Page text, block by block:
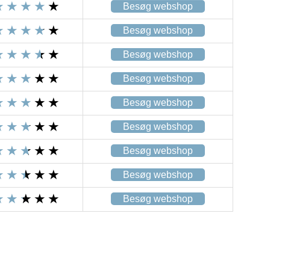
Besøg webshop
Besøg webshop
Besøg webshop
Besøg webshop
Besøg webshop
Besøg webshop
Besøg webshop
Besøg webshop
Besøg webshop